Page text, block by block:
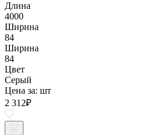
Длина
4000
Ширина
84
Ширина
84
Цвет
Серый
Цена за: шт
2 312₽